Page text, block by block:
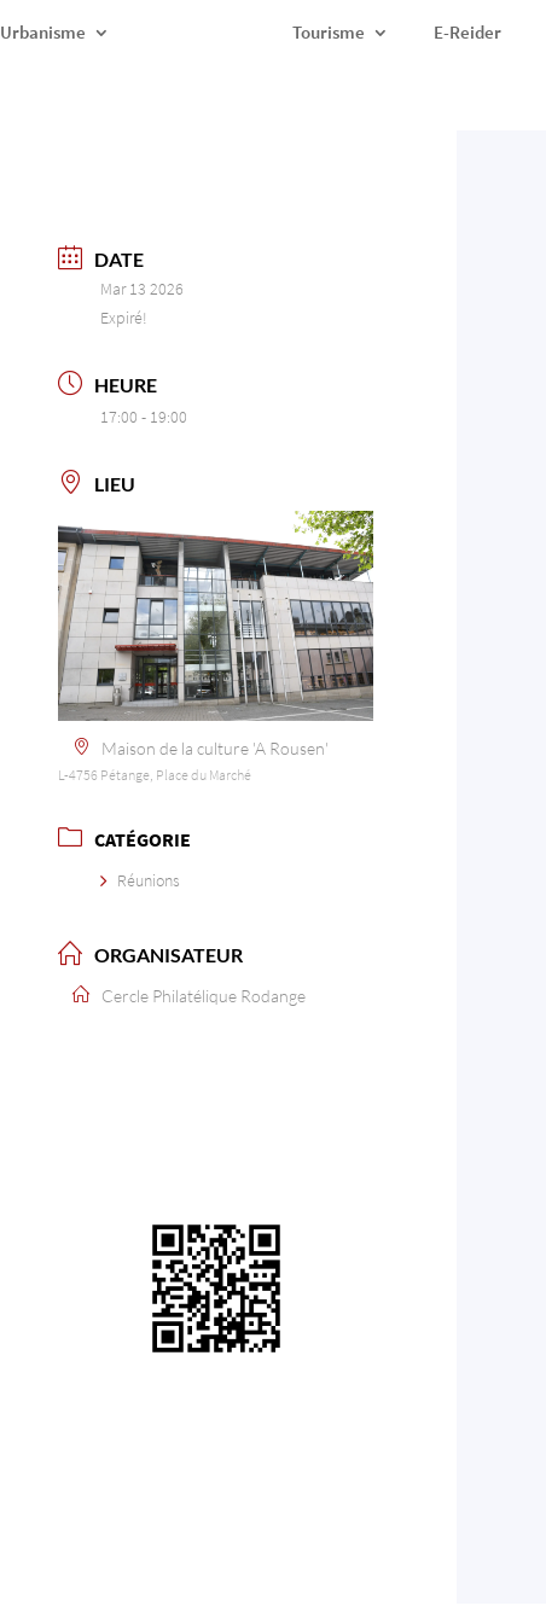
Urbanisme Tourisme E-Reider
DATE
Mar 13 2026
Expiré!
HEURE
17:00 - 19:00
LIEU
Maison de la culture 'A Rousen'
L-4756 Pétange, Place du Marché
CATÉGORIE
Réunions
ORGANISATEUR
Cercle Philatélique Rodange